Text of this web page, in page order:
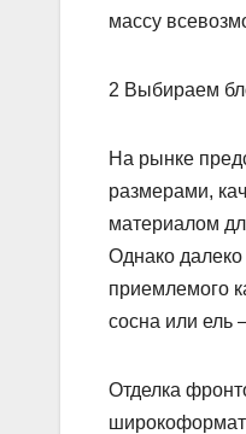
массу
2 Выбираем
На рынке
размерами,
материалом
Однако
приемлемого
сосна или ель
Отделка